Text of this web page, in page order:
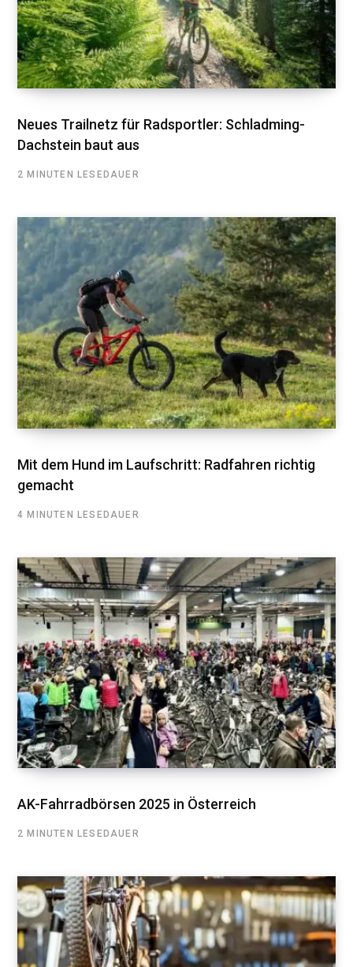
Neues Trailnetz für Radsportler: Schladming-
Dachstein baut aus
2 MINUTEN LESEDAUER
Mit dem Hund im Laufschritt: Radfahren richtig
gemacht
4 MINUTEN LESEDAUER
AK-Fahrradbörsen 2025 in Österreich
2 MINUTEN LESEDAUER